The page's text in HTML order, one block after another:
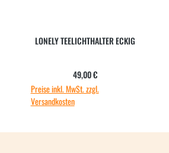
LONELY TEELICHTHALTER ECKIG
Regulärer Preis:
49,00 €
Preise inkl. MwSt. zzgl.
Versandkosten